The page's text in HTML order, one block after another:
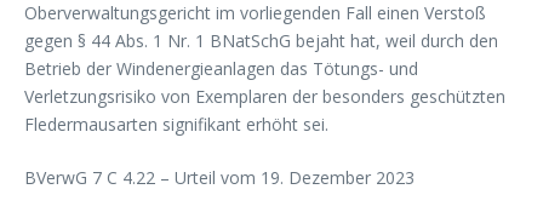
Oberverwaltungsgericht im vorliegenden Fall einen Verstoß
gegen § 44 Abs. 1 Nr. 1 BNatSchG bejaht hat, weil durch den
Betrieb der Windenergieanlagen das Tötungs- und
Verletzungsrisiko von Exemplaren der besonders geschützten
Fledermausarten signifikant erhöht sei.
BVerwG 7 C 4.22 – Urteil vom 19. Dezember 2023